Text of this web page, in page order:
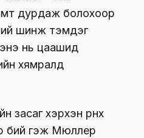
дурдаж болохоор
шинж тэмдэг
энэ нь цаашид
хямралд
хэрхэн өрнөх
бий гэж Мюллер